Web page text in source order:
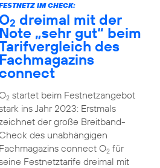
IM CHECK:
O2 dreimal mit der
Note „sehr gut“ beim
des
Fachmagazins
connect
O2startet beim Festnetzangebot
ins Jahr 2023: Erstmals
der große Breitband-
Check des unabhängigen
Fachmagazins connect O2für
Festnetztarife dreimal mit